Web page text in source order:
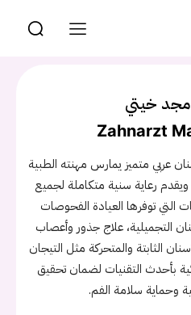
مجد خيتي
Zahnarzt
عربي متميز يمارس مهنته الطبية
ويقدم رعاية سنية متكاملة لجميع
التي توفرها العيادة الفحوصات
التجميلية، علاج جذور وأعصاب
الثابتة والمتحركة مثل التيجان
بأحدث التقنيات لضمان تحقيق
وحماية سلامة الفم.